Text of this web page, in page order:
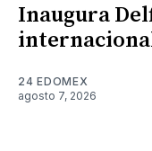
Inaugura
24 EDOMEX
agosto 7, 2026